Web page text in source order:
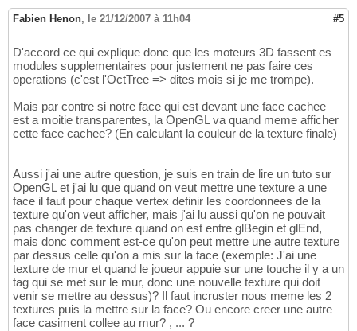
Fabien Henon, le 21/12/2007 à 11h04 #5
D'accord ce qui explique donc que les moteurs 3D fassent es
modules supplementaires pour justement ne pas faire ces
operations (c'est l'OctTree => dites mois si je me trompe).
Mais par contre si notre face qui est devant une face cachee
est a moitie transparentes, la OpenGL va quand meme afficher
cette face cachee? (En calculant la couleur de la texture finale)
Aussi j'ai une autre question, je suis en train de lire un tuto sur
OpenGL et j'ai lu que quand on veut mettre une texture a une
face il faut pour chaque vertex definir les coordonnees de la
texture qu'on veut afficher, mais j'ai lu aussi qu'on ne pouvait
pas changer de texture quand on est entre glBegin et glEnd,
mais donc comment est-ce qu'on peut mettre une autre texture
par dessus celle qu'on a mis sur la face (exemple: J'ai une
texture de mur et quand le joueur appuie sur une touche il y a un
tag qui se met sur le mur, donc une nouvelle texture qui doit
venir se mettre au dessus)? Il faut incruster nous meme les 2
textures puis la mettre sur la face? Ou encore creer une autre
face casiment collee au mur? , ... ?